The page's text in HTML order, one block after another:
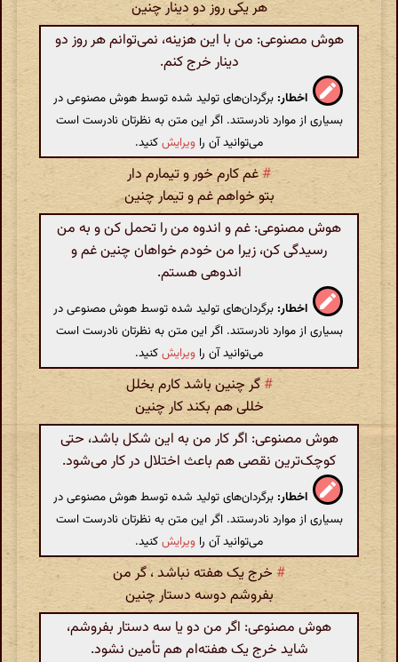
هر یکی روز دو دینار چنین
هوش مصنوعی: من با این هزینه، نمی‌توانم هر روز دو
دینار خرج کنم.
اخطار: برگردان‌های تولید شده توسط هوش مصنوعی در
بسیاری از موارد نادرستند. اگر این متن به نظرتان نادرست است
می‌توانید آن را ویرایشکنید.
# غم کارم خور و تیمارم دار
بتو خواهم غم و تیمار چنین
هوش مصنوعی: غم و اندوه من را تحمل کن و به من
رسیدگی کن، زیرا من خودم خواهان چنین غم و
اندوهی هستم.
اخطار: برگردان‌های تولید شده توسط هوش مصنوعی در
بسیاری از موارد نادرستند. اگر این متن به نظرتان نادرست است
می‌توانید آن را ویرایشکنید.
# گر چنین باشد کارم بخلل
خللی هم بکند کار چنین
هوش مصنوعی: اگر کار من به این شکل باشد، حتی
کوچک‌ترین نقصی هم باعث اختلال در کار می‌شود.
اخطار: برگردان‌های تولید شده توسط هوش مصنوعی در
بسیاری از موارد نادرستند. اگر این متن به نظرتان نادرست است
می‌توانید آن را ویرایشکنید.
# خرج یک هفته نباشد ، گر من
بفروشم دوسه دستار چنین
هوش مصنوعی: اگر من دو یا سه دستار بفروشم،
شاید خرج یک هفته‌ام هم تأمین نشود.